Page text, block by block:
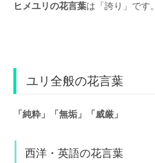
ヒメユリの花言葉は「誇り」です。
ユリ全般の花言葉
「純粋」「無垢」「威厳」
西洋・英語の花言葉